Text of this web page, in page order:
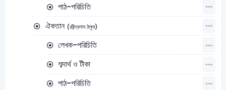
পাঠ-পরিচিতি
ঐকতান (রবীন্দ্রনাথ ঠাকুর)
লেখক-পরিচিতি
শব্দার্থ ও টীকা
পাঠ-পরিচিতি